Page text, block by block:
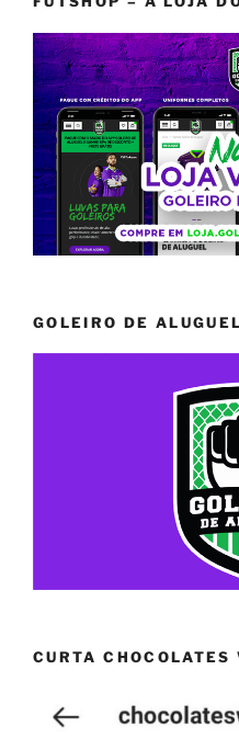
GOLEIRO DE ALUGUEL
CURTA